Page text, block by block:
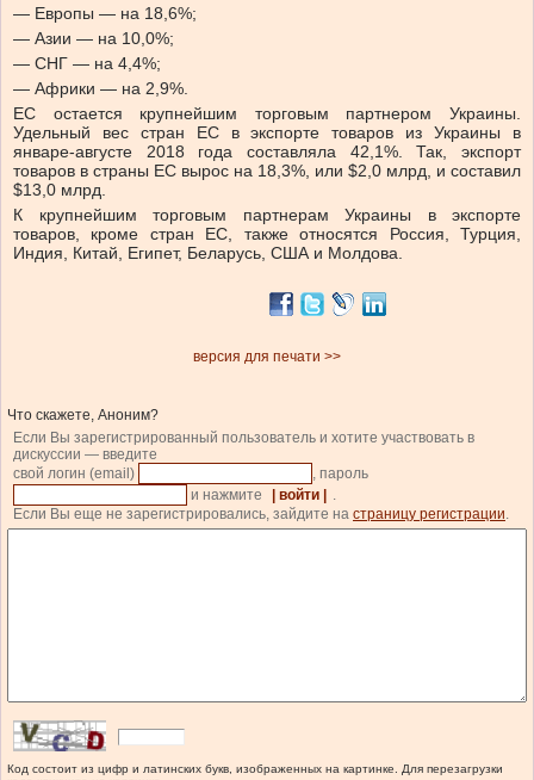
— Европы — на 18,6%;
— Азии — на 10,0%;
— СНГ — на 4,4%;
— Африки — на 2,9%.
ЕС остается крупнейшим торговым партнером Украины.
Удельный вес стран ЕС в экспорте товаров из Украины в
январе-августе 2018 года составляла 42,1%. Так, экспорт
товаров в страны ЕС вырос на 18,3%, или $2,0 млрд, и составил
$13,0 млрд.
К крупнейшим торговым партнерам Украины в экспорте
товаров, кроме стран ЕС, также относятся Россия, Турция,
Индия, Китай, Египет, Беларусь, США и Молдова.
версия для печати >>
Что скажете, Аноним?
Если Вы зарегистрированный пользователь и хотите участвовать в
дискуссии — введите
свой логин (email)
, пароль
и нажмите
| войти |
.
Если Вы еще не зарегистрировались, зайдите на страницу регистрации.
Код состоит из цифр и латинских букв, изображенных на картинке. Для перезагрузки